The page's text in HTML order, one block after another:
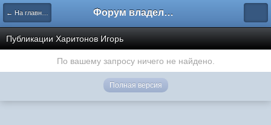
← На главную Форум владельцев интернет-магазинов
Публикации Харитонов Игорь
По вашему запросу ничего не найдено.
Полная версия